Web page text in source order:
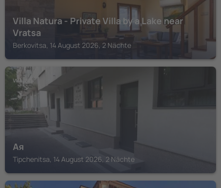
Villa Natura - Private Villa by a Lake near
Vratsa
Berkovitsa, 14 August 2026, 2 Nächte
VRATSA
Ая
Tipchenitsa, 14 August 2026, 2 Nächte